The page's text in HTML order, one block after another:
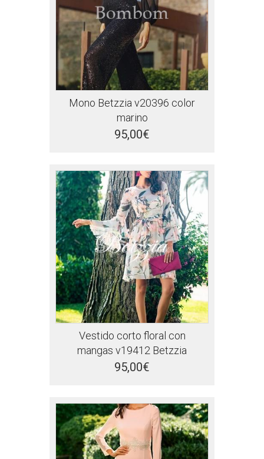
Mono Betzzia v20396 color
marino
95,00€
Vestido corto floral con
mangas v19412 Betzzia
95,00€